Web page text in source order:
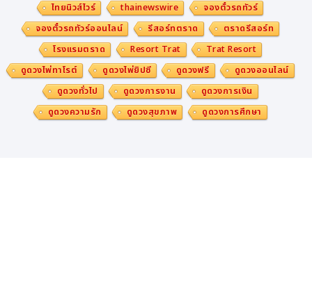
ไทยนิวส์ไวร์
thainewswire
จองตั๋วรถทัวร์
จองตั๋วรถทัวร์ออนไลน์
รีสอร์ทตราด
ตราดรีสอร์ท
โรงแรมตราด
Resort Trat
Trat Resort
ดูดวงไพ่ทาโรต์
ดูดวงไพ่ยิปซี ดูดวงฟรี
ดูดวงออนไลน์
ดูดวงทั่วไป
ดูดวงการงาน
ดูดวงการเงิน
ดูดวงความรัก
ดูดวงสุขภาพ ดูดวงการศึกษา